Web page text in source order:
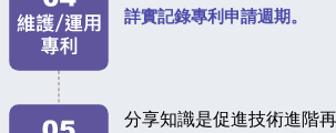
詳實記錄專利申請週期。
分享知識是促進技術進階